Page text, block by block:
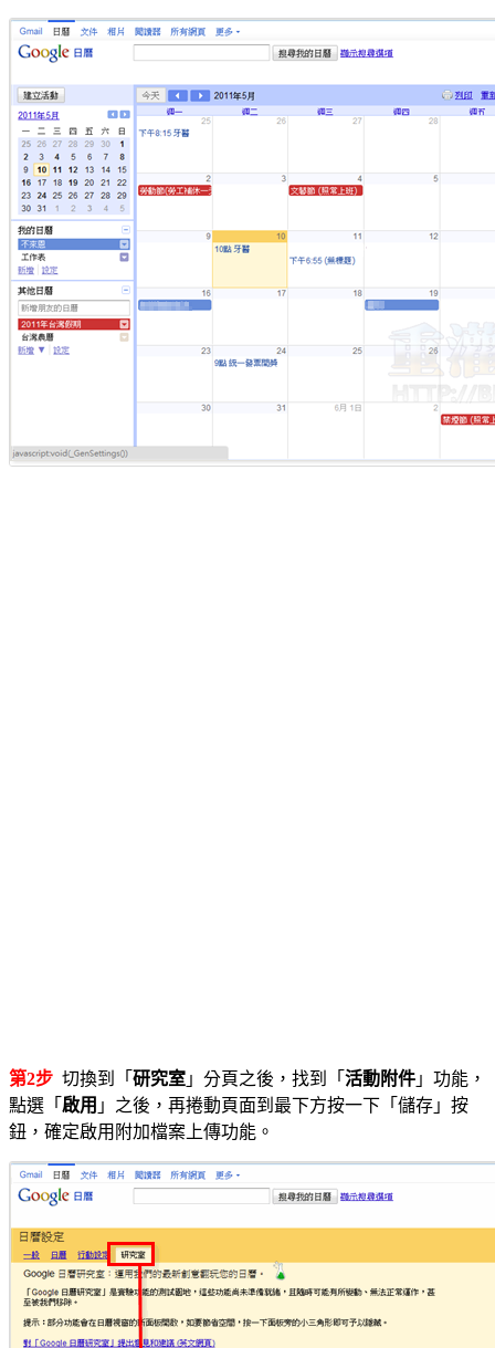
第2步 切換到「 研究室 」分頁之後，找到「 活動附件 」功能，
點選「 啟用 」之後，再捲動頁面到最下方按一下「儲存」按
鈕，確定啟用附加檔案上傳功能。